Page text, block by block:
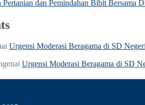
Pertanian dan Pemindahan Bibit Bersama
Urgensi Moderasi Beragama di SD
Urgensi Moderasi Beragama di SD